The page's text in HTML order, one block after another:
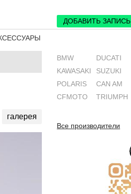
ДОБАВИТЬ ЗАПИСЬ
галерея
BMW DUCATI
KAWASAKI
SUZUKI
POLARIS
CAN AM
CFMOTO
TRIUMPH
Все производители